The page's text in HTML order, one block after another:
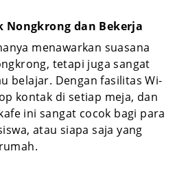
Nongkrong dan Bekerja
menawarkan suasana
tetapi juga sangat
belajar. Dengan fasilitas Wi-
kontak di setiap meja, dan
ini sangat cocok bagi para
atau siapa saja yang